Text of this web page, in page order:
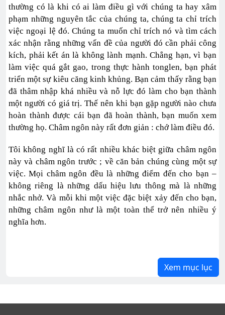
thường có là khi có ai làm điều gì với chúng ta hay xâm
phạm những nguyên tắc của chúng ta, chúng ta chỉ trích
việc ngoại lệ đó. Chúng ta muốn chỉ trích nó và tìm cách
xác nhận rằng những vấn đề của người đó cần phải công
kích, phải kết án là không lành mạnh. Chẳng hạn, vì bạn
làm việc quá gắt gao, trong thực hành tonglen, bạn phát
triển một sự kiêu căng kinh khủng. Bạn cảm thấy rằng bạn
đã thâm nhập khá nhiều và nỗ lực đó làm cho bạn thành
một người có giá trị. Thế nên khi bạn gặp người nào chưa
hoàn thành được cái bạn đã hoàn thành, bạn muốn xem
thường họ. Châm ngôn này rất đơn giản : chớ làm điều đó.
Tôi không nghĩ là có rất nhiều khác biệt giữa châm ngôn
này và châm ngôn trước ; về căn bản chúng cùng một sự
việc. Mọi châm ngôn đều là những điểm đến cho bạn –
không riêng là những dấu hiệu lưu thông mà là những
nhắc nhở. Và mỗi khi một việc đặc biệt xảy đến cho bạn,
những châm ngôn như là một toàn thể trở nên nhiều ý
nghĩa hơn.
Xem mục lục